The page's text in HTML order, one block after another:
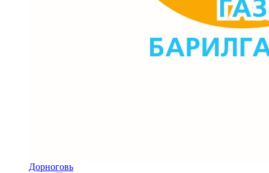
Дорноговь